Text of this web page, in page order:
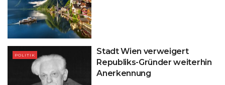
POLITIK
Stadt Wien verweigert
Republiks-Gründer weiterhin
Anerkennung